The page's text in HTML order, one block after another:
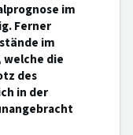
im
Ferner
im
welche die
des
in der